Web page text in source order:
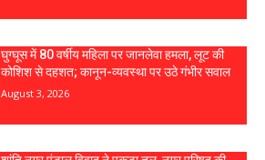
घुग्घूस में 80 वर्षीय महिला पर जानलेवा हमला, लूट की
कोशिश से दहशत; कानून-व्यवस्था पर उठे गंभीर सवाल
August 3, 2026